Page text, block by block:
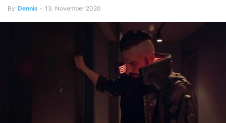
By Dennis - 13. November 2020